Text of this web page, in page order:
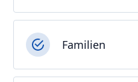
Familien